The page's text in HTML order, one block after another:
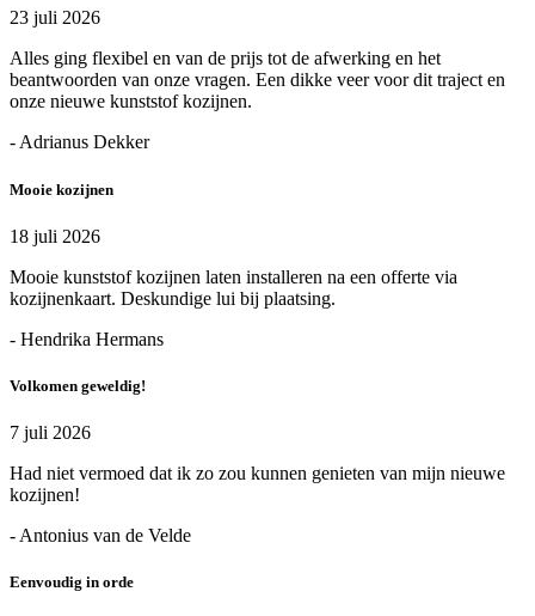
23 juli 2026
Alles ging flexibel en van de prijs tot de afwerking en het
beantwoorden van onze vragen. Een dikke veer voor dit traject en
onze nieuwe kunststof kozijnen.
- Adrianus Dekker
Mooie kozijnen
18 juli 2026
Mooie kunststof kozijnen laten installeren na een offerte via
kozijnenkaart. Deskundige lui bij plaatsing.
- Hendrika Hermans
Volkomen geweldig!
7 juli 2026
Had niet vermoed dat ik zo zou kunnen genieten van mijn nieuwe
kozijnen!
- Antonius van de Velde
Eenvoudig in orde